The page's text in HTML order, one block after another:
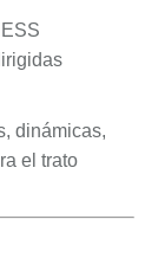
dinámicas,
el trato